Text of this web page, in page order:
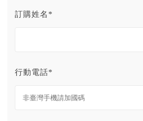
訂購姓名*
行動電話*